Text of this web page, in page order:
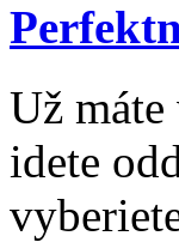
Už
idete